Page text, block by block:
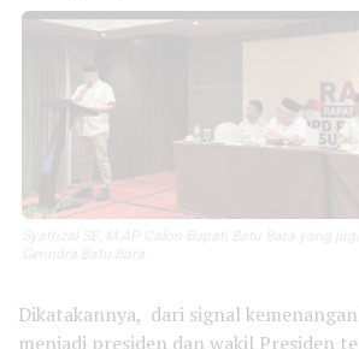
Dikatakannya, dari signal
menjadi presiden dan wakil Presiden